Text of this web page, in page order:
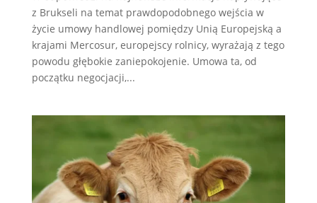
z Brukseli na temat prawdopodobnego wejścia w
życie umowy handlowej pomiędzy Unią Europejską a
krajami Mercosur, europejscy rolnicy, wyrażają z tego
powodu głębokie zaniepokojenie. Umowa ta, od
początku negocjacji,...